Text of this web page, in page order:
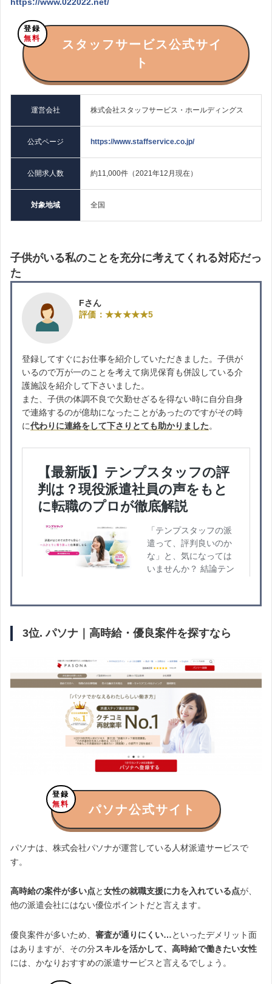
https://www.022022.net/
登録
無料
スタッフサービス公式サイ
ト
運営会社 株式会社スタッフサービス・ホールディングス
公式ページ https://www.staffservice.co.jp/
公開求人数 約11,000件（2021年12月現在）
対象地域 全国
子供がいる私のことを充分に考えてくれる対応だっ
た
Fさん
評価：★★★★★5
登録してすぐにお仕事を紹介していただきました。子供が
いるので万が一のことを考えて病児保育も併設している介
護施設を紹介して下さいました。
また、子供の体調不良で欠勤せざるを得ない時に自分自身
で連絡するのが億劫になったことがあったのですがその時
に代わりに連絡をして下さりとても助かりました。
3位. パソナ｜高時給・優良案件を探すなら
登録
無料
パソナ公式サイト
パソナは、株式会社パソナが運営している人材派遣サービスで
す。
高時給の案件が多い点と女性の就職支援に力を入れている点が、
他の派遣会社にはない優位ポイントだと言えます。
優良案件が多いため、 審査が通りにくい…といったデメリット面
はありますが、その分スキルを活かして、高時給で働きたい女性
には、かなりおすすめの派遣サービスと言えるでしょう。